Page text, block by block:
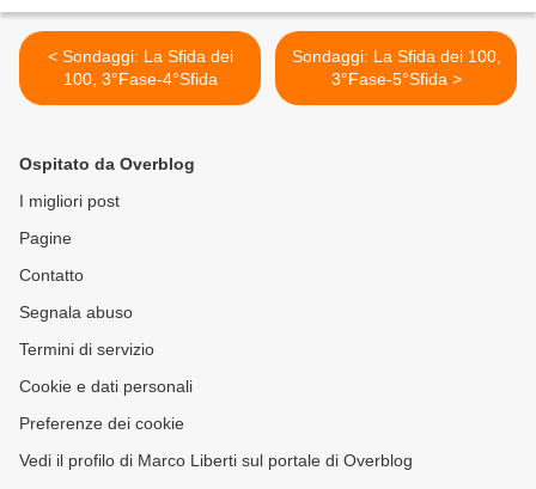
< Sondaggi: La Sfida dei
100, 3°Fase-4°Sfida
Sondaggi: La Sfida dei 100,
3°Fase-5°Sfida >
Ospitato da Overblog
I migliori post
Pagine
Contatto
Segnala abuso
Termini di servizio
Cookie e dati personali
Preferenze dei cookie
Vedi il profilo di Marco Liberti sul portale di Overblog